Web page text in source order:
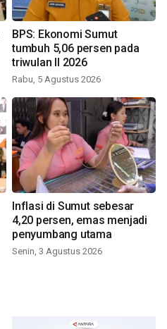
BPS: Ekonomi Sumut
tumbuh 5,06 persen pada
triwulan II 2026
Rabu, 5 Agustus 2026
Inflasi di Sumut sebesar
4,20 persen, emas menjadi
penyumbang utama
Senin, 3 Agustus 2026